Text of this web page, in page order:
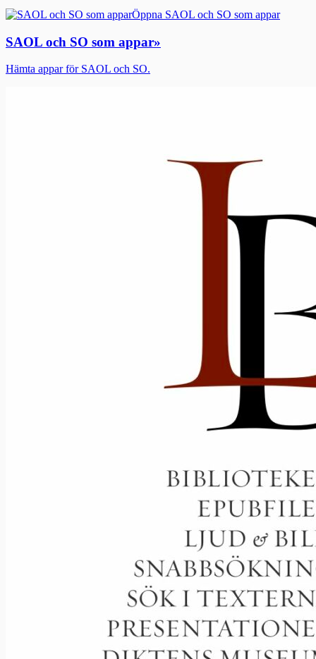
Öppna SAOL och SO som appar
SAOL och SO som appar»
Hämta appar för SAOL och SO.